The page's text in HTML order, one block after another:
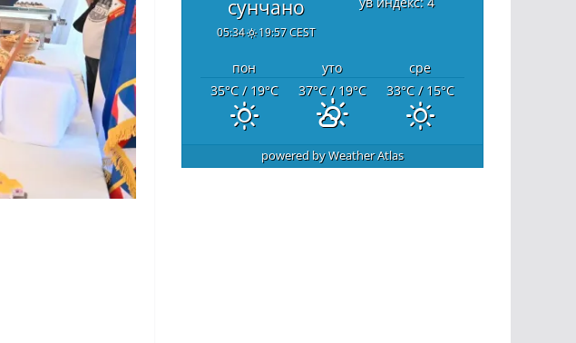
сунчано
05:34 19:57 CEST
пон уто
сре
35°C/ 19°C 37°C/ 19°C 33°C/ 15°C
powered byWeather Atlas